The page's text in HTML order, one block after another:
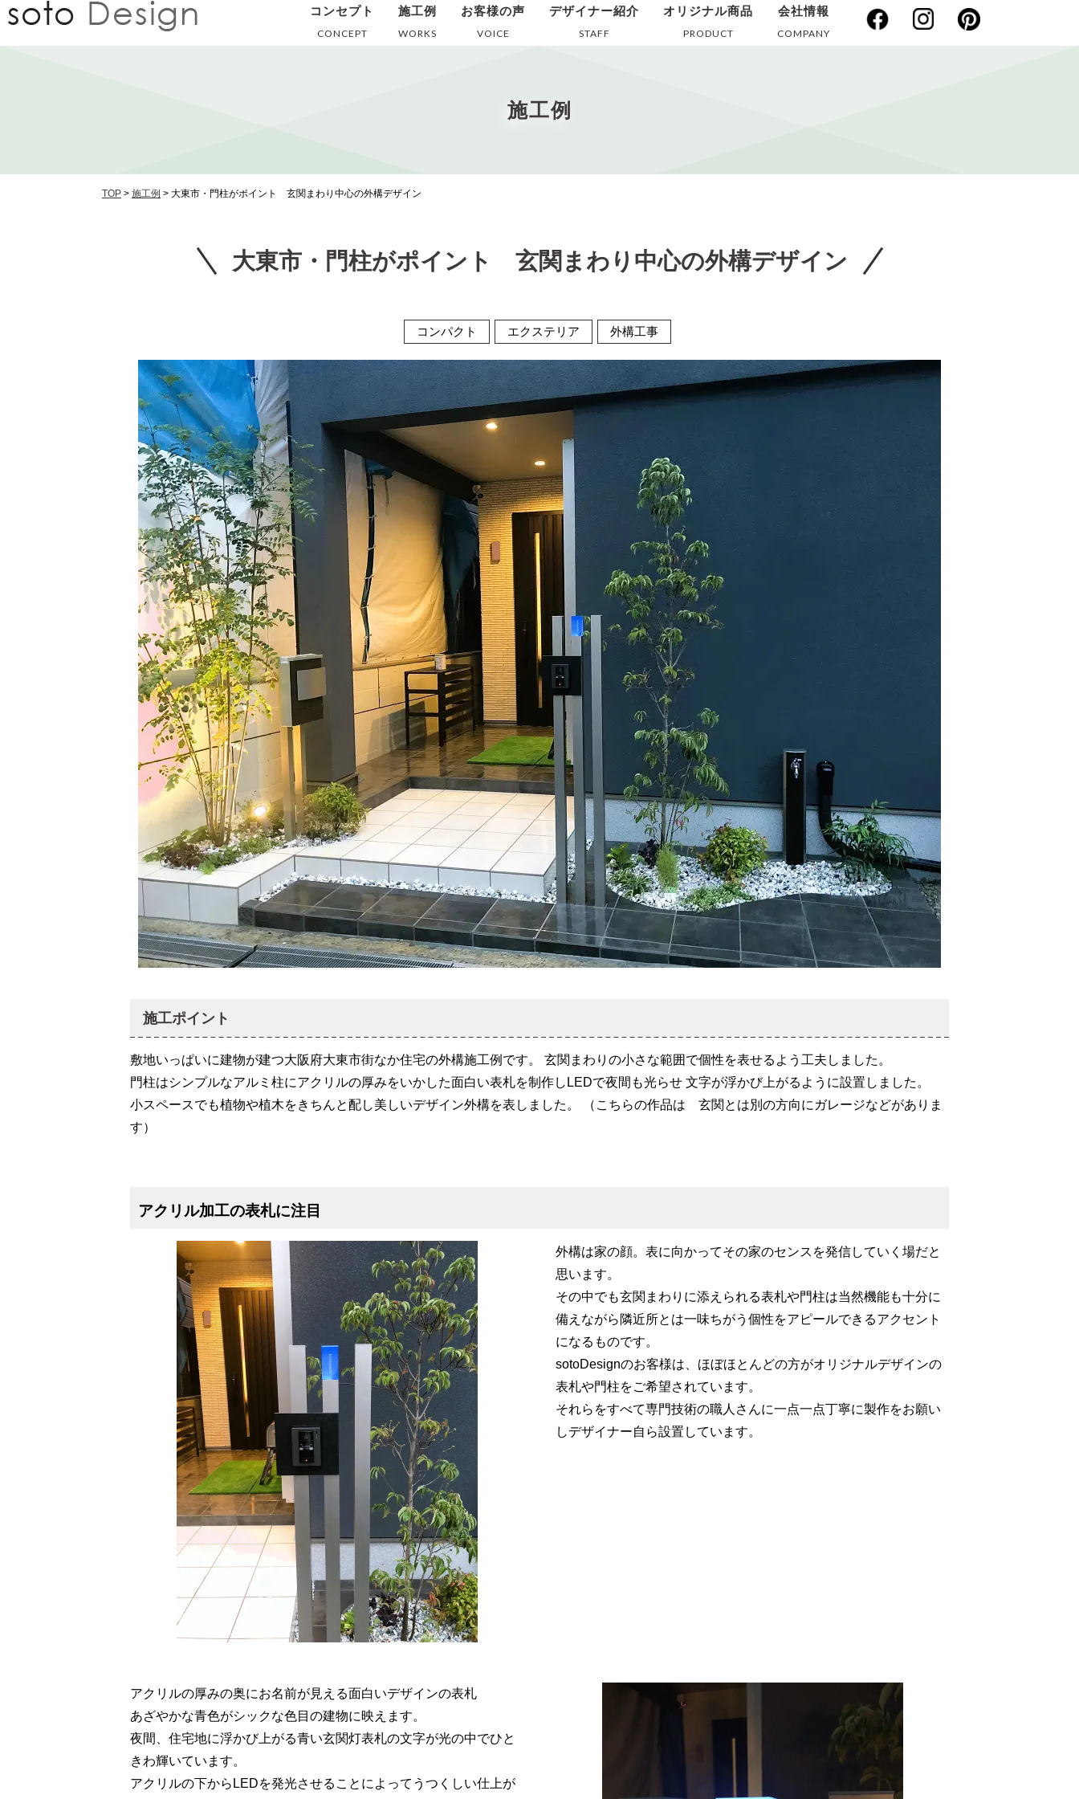
コンセプト
CONCEPT
施工例
WORKS
お客様の声
VOICE
デザイナー紹介
STAFF
オリジナル商品
PRODUCT
会社情報
COMPANY
施工例
TOP > 施工例 > 大東市・門柱がポイント 玄関まわり中心の外構デザイン
大東市・門柱がポイント 玄関まわり中心の外構デザイン
コンパクト エクステリア 外構工事
施工ポイント
敷地いっぱいに建物が建つ大阪府大東市街なか住宅の外構施工例です。 玄関まわりの小さな範囲で個性を表せるよう工夫しました。
門柱はシンプルなアルミ柱にアクリルの厚みをいかした面白い表札を制作しLEDで夜間も光らせ 文字が浮かび上がるように設置しました。
小スペースでも植物や植木をきちんと配し美しいデザイン外構を表しました。 （こちらの作品は 玄関とは別の方向にガレージなどがありま
す）
アクリル加工の表札に注目
外構は家の顔。表に向かってその家のセンスを発信していく場だと
思います。
その中でも玄関まわりに添えられる表札や門柱は当然機能も十分に
備えながら隣近所とは一味ちがう個性をアピールできるアクセント
になるものです。
sotoDesignのお客様は、ほぼほとんどの方がオリジナルデザインの
表札や門柱をご希望されています。
それらをすべて専門技術の職人さんに一点一点丁寧に製作をお願い
しデザイナー自ら設置しています。
アクリルの厚みの奥にお名前が見える面白いデザインの表札
あざやかな青色がシックな色目の建物に映えます。
夜間、住宅地に浮かび上がる青い玄関灯表札の文字が光の中でひと
きわ輝いています。
アクリルの下からLEDを発光させることによってうつくしい仕上が